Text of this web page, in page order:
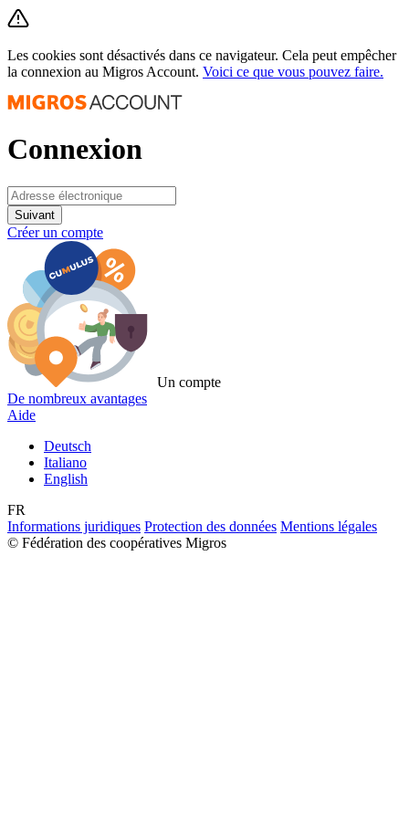
Les cookies sont désactivés dans ce navigateur. Cela peut empêcher
la connexion au Migros Account. Voici ce que vous pouvez faire.
Connexion
Suivant
Créer un compte
Un compte
De nombreux avantages
Aide
Deutsch
Italiano
English
FR
Informations juridiques Protection des données Mentions légales
© Fédération des coopératives Migros